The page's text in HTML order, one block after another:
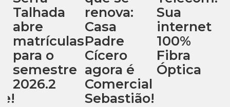
renova:
Casa
Padre
Cícero
agora é
Comercial
Sebastião!
Sua
internet
100%
Fibra
Óptica
Lima
Nail
Designer:
Sua
beleza é